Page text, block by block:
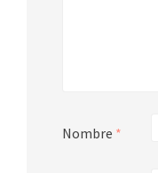
Nombre *